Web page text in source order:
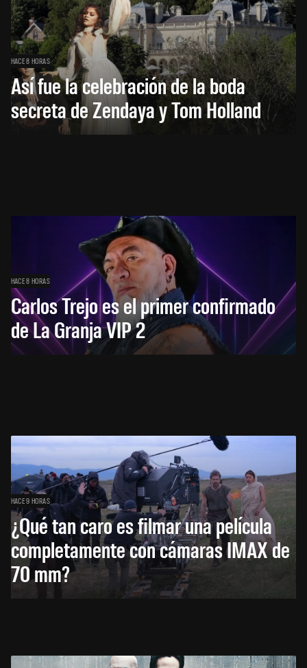
HACE 8 HORAS
Así fue la celebración de la boda
secreta de Zendaya y Tom Holland
HACE 8 HORAS
Carlos Trejo es el primer confirmado
de La Granja VIP 2
HACE 9 HORAS
¿Qué tan caro es filmar una película
completamente con cámaras IMAX de
70 mm?